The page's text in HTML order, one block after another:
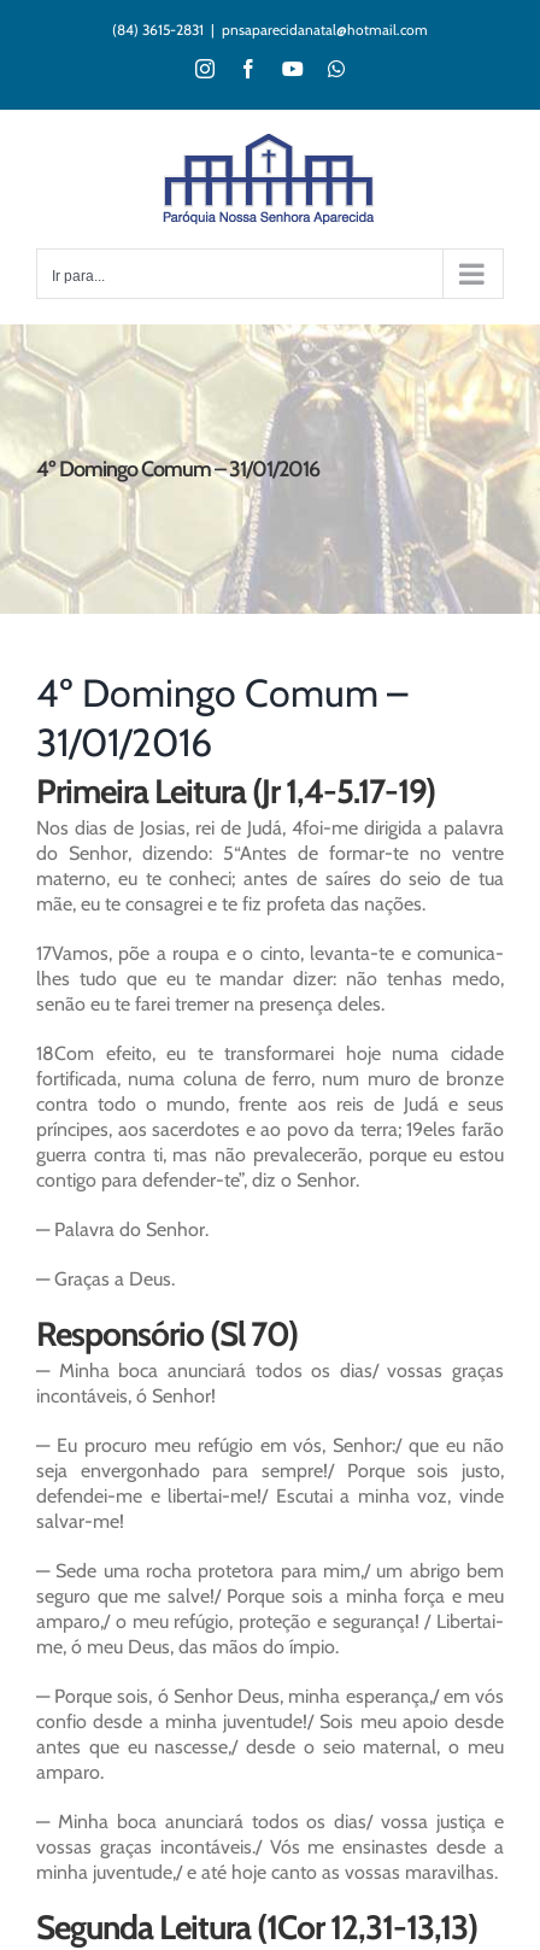
(84) 3615-2831 | pnsaparecidanatal@hotmail.com
InstagramFacebookYouTubeWhatsApp
Ir para...
4º Domingo Comum – 31/01/2016
4º Domingo Comum –
31/01/2016
Primeira Leitura (Jr 1,4-5.17-19)
Nos dias de Josias, rei de Judá, 4foi-me dirigida a palavra
do Senhor, dizendo: 5“Antes de formar-te no ventre
materno, eu te conheci; antes de saíres do seio de tua
mãe, eu te consagrei e te fiz profeta das nações.
17Vamos, põe a roupa e o cinto, levanta-te e comunica-
lhes tudo que eu te mandar dizer: não tenhas medo,
senão eu te farei tremer na presença deles.
18Com efeito, eu te transformarei hoje numa cidade
fortificada, numa coluna de ferro, num muro de bronze
contra todo o mundo, frente aos reis de Judá e seus
príncipes, aos sacerdotes e ao povo da terra; 19eles farão
guerra contra ti, mas não prevalecerão, porque eu estou
contigo para defender-te”, diz o Senhor.
— Palavra do Senhor.
— Graças a Deus.
Responsório (Sl 70)
— Minha boca anunciará todos os dias/ vossas graças
incontáveis, ó Senhor!
— Eu procuro meu refúgio em vós, Senhor:/ que eu não
seja envergonhado para sempre!/ Porque sois justo,
defendei-me e libertai-me!/ Escutai a minha voz, vinde
salvar-me!
— Sede uma rocha protetora para mim,/ um abrigo bem
seguro que me salve!/ Porque sois a minha força e meu
amparo,/ o meu refúgio, proteção e segurança! / Libertai-
me, ó meu Deus, das mãos do ímpio.
— Porque sois, ó Senhor Deus, minha esperança,/ em vós
confio desde a minha juventude!/ Sois meu apoio desde
antes que eu nascesse,/ desde o seio maternal, o meu
amparo.
— Minha boca anunciará todos os dias/ vossa justiça e
vossas graças incontáveis./ Vós me ensinastes desde a
minha juventude,/ e até hoje canto as vossas maravilhas.
Segunda Leitura (1Cor 12,31-13,13)